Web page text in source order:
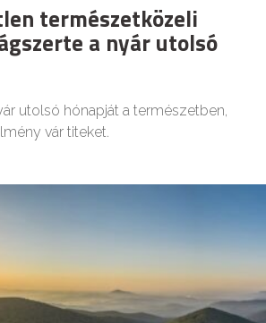
természetközeli
a nyár utolsó
utolsó hónapját a természetben,
vár titeket.